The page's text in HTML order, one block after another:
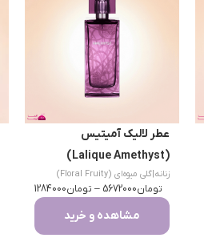
عطر لالیک آمیتیس
(Lalique Amethyst)
زنانه گلی میوه‌ای (Floral Fruity)
تومان5672000
– تومان1284000
مشاهده و خرید